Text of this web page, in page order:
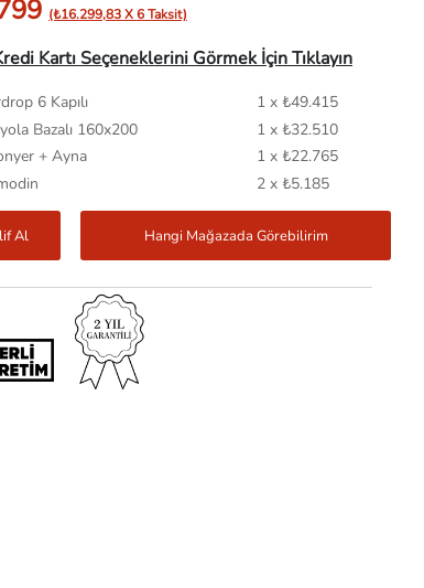
(₺16.299,83 X 6 Taksit)
Kartı Seçeneklerini Görmek İçin Tıklayın
6 Kapılı
1 x ₺49.415
Bazalı 160x200
1 x ₺32.510
+ Ayna
1 x ₺22.765
2 x ₺5.185
Al Hangi Mağazada Görebilirim